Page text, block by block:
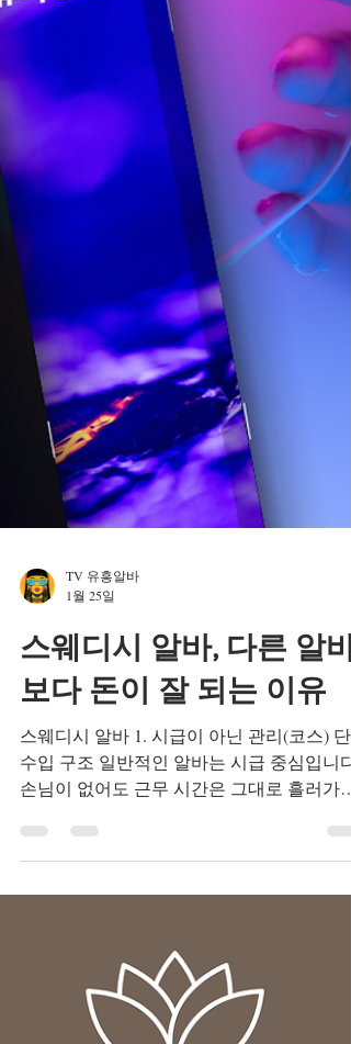
TV 유흥알바
1월 25일
스웨디시 알바, 다른 알바
보다 돈이 잘 되는 이유
손님이 없어도 근무 시간은 그대로 흘러가고,
일의 밀도와 수입은 크게 연결되지 않는 경우
가 많습니다. 반면 스웨디시 알바는 관리(코